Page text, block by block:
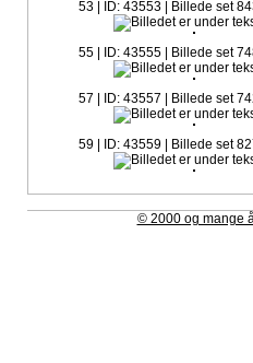
53 | ID: 43553 | Billede set
55 | ID: 43555 | Billede set
57 | ID: 43557 | Billede set
59 | ID: 43559 | Billede set
© 2000 og mange